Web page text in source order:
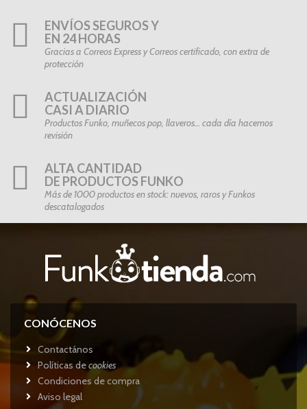
ENVÍOS SEGUROS Y
EN 24 HORAS
Gracias a Correos Express y Correos certificado, con extra de
protección
ACTUALIZACIÓN
CASI A DIARIO
Productos Funko, muñecos pop, llaveros… cada día hacemos
revisión
ALTA CANTIDAD
DE PRODUCTOS FUNKO
Más de 1000 productos en stock: nuevos, raros y Funkos
descatalogados
CONÓCENOS
Contactános
Políticas decookies
Condiciones de compra
Aviso legal